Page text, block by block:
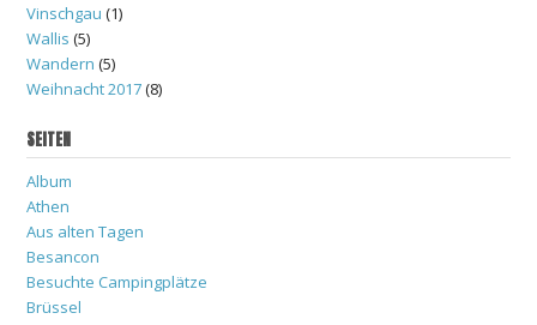
Vinschgau (1)
Wallis (5)
Wandern (5)
Weihnacht 2017(8)
SEITEN
Album
Athen
Aus alten Tagen
Besancon
Besuchte Campingplätze
Brüssel